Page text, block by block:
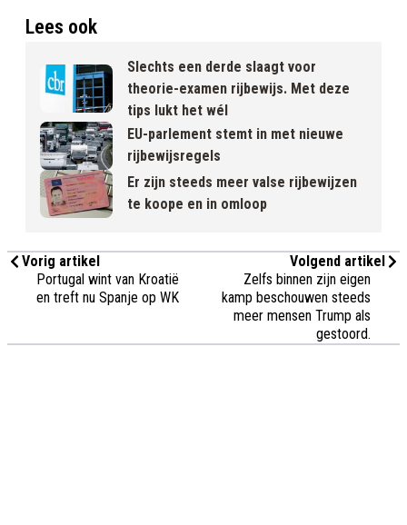
Lees ook
Slechts een derde slaagt voor
theorie-examen rijbewijs. Met deze
tips lukt het wél
EU-parlement stemt in met nieuwe
rijbewijsregels
Er zijn steeds meer valse rijbewijzen
te koope en in omloop
Vorig artikel
Portugal wint van Kroatië
en treft nu Spanje op WK
Volgend artikel
Zelfs binnen zijn eigen
kamp beschouwen steeds
meer mensen Trump als
gestoord.